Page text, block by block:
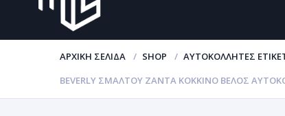
ΑΡΧΙΚΉ ΣΕΛΊΔΑ SHOP
ΑΥΤΟΚΌΛΛΗΤΕΣ
BEVERLY ΣΜΑΛΤΟΥ ΖΆΝΤΑ ΚΟΚΚΙΝΟ ΒΈΛΟΣ